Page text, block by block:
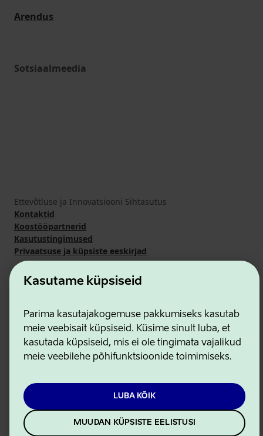
Kasutame küpsiseid
Parima kasutajakogemuse pakkumiseks kasutab
meie veebisait küpsiseid. Küsime sinult luba, et
kasutada küpsiseid, mis ei ole tingimata vajalikud
meie veebilehe põhifunktsioonide toimimiseks.
LUBA KÕIK
MUUDAN KÜPSISTE EELISTUSI
Arendus
Sotsiaalmeedia
Ettevõtluse ja Innovatsiooni Sihtasutus
Kontaktid
Koostööpartnerid
Kasutustingimused
Privaatsuse ja küpsiste eeskirjad